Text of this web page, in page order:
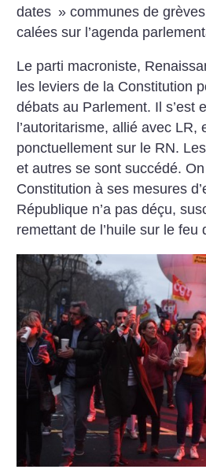
dates » communes de
calées sur l’agenda
Le parti macroniste,
les leviers de la Constitution
débats au Parlement. Il s’est
l’autoritarisme, allié avec LR,
ponctuellement sur le RN.
et autres se sont succédé.
Constitution à ses mesures
République n’a pas déçu,
remettant de l’huile sur le feu